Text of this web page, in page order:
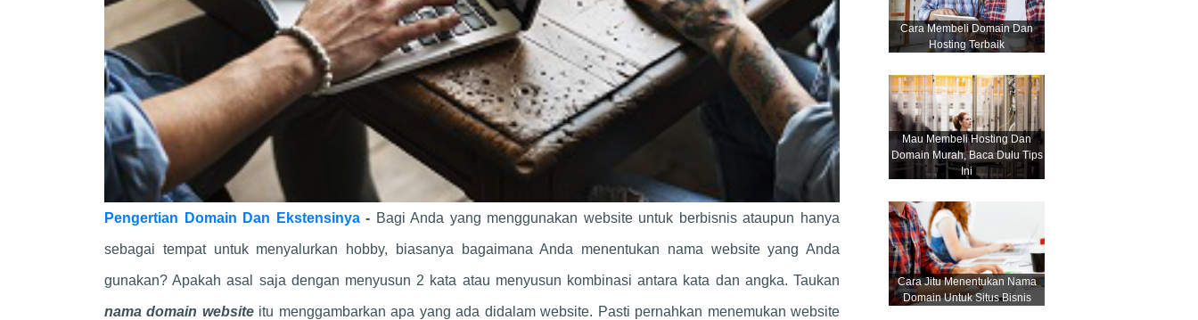
Pengertian Domain Dan Ekstensinya- Bagi Anda yang menggunakan website untuk berbisnis ataupun hanya
sebagai tempat untuk menyalurkan hobby, biasanya bagaimana Anda menentukan nama website yang Anda
gunakan? Apakah asal saja dengan menyusun 2 kata atau menyusun kombinasi antara kata dan angka. Taukan
nama domain websiteitu menggambarkan apa yang ada didalam website. Pasti pernahkan menemukan website
Cara Membeli Domain Dan
Hosting Terbaik
Mau Membeli Hosting Dan
Domain Murah, Baca Dulu Tips
Ini
Cara Jitu Menentukan Nama
Domain Untuk Situs Bisnis